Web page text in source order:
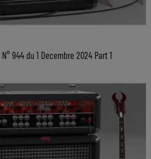
N° 944 du 1 Decembre 2024 Part 1